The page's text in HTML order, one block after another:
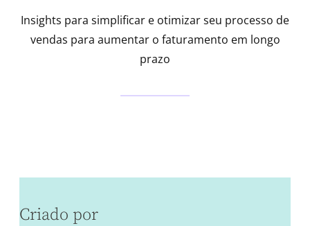
Insights para simplificar e otimizar seu processo de
vendas para aumentar o faturamento em longo
prazo
Criado por